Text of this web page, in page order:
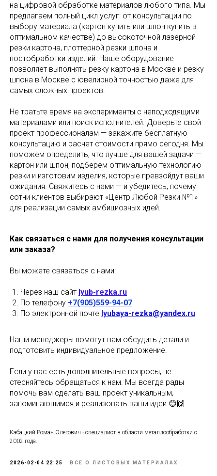
на цифровой обработке материалов любого типа. Мы
предлагаем полный цикл услуг: от консультации по
выбору материала (картон купить или шпон купить в
оптимальном качестве) до высокоточной лазерной
резки картона, плоттерной резки шпона и
постобработки изделий. Наше оборудование
позволяет выполнять резку картона в Москве и резку
шпона в Москве с ювелирной точностью даже для
самых сложных проектов.
Не тратьте время на эксперименты с неподходящими
материалами или поиск исполнителей. Доверьте свой
проект профессионалам — закажите бесплатную
консультацию и расчет стоимости прямо сегодня. Мы
поможем определить, что лучше для вашей задачи —
картон или шпон, подберем оптимальную технологию
резки и изготовим изделия, которые превзойдут ваши
ожидания. Свяжитесь с нами — и убедитесь, почему
сотни клиентов выбирают «Центр Любой Резки №1»
для реализации самых амбициозных идей.
Как связаться с нами для получения консультации
или заказа?
Вы можете связаться с нами:
Через наш сайт lyub-rezka.ru
По телефону +7(905)559-94-07
По электронной почте lyubaya-rezka@yandex.ru
Наши менеджеры помогут вам обсудить детали и
подготовить индивидуальное предложение.
Если у вас есть дополнительные вопросы, не
стесняйтесь обращаться к нам. Мы всегда рады
помочь вам сделать ваш проект уникальным,
запоминающимся и реализовать ваши идеи.😊🙌
Кабацкий Роман Олегович - специалист в области металлообработки с
2002 года.
2026-02-04 22:25 ВСЕ О ЛИСТОВЫХ МАТЕРИАЛАХ